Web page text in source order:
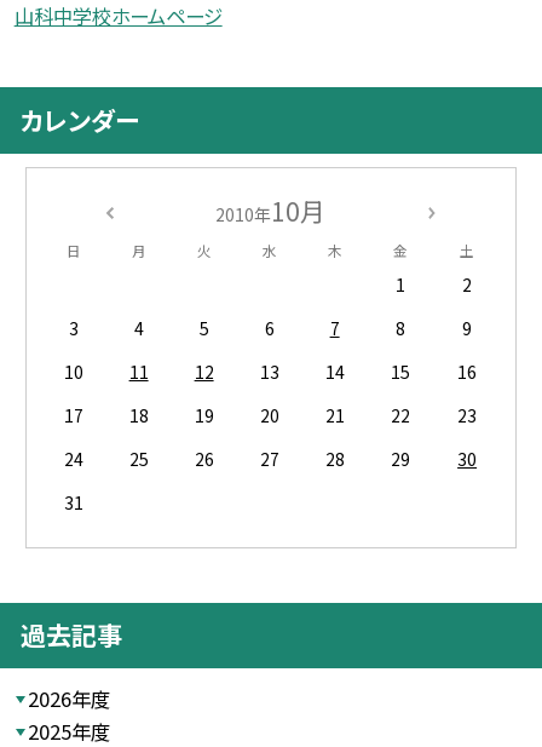
山科中学校ホームページ
カレンダー
2010年10月
日 月 火 水 木 金 土
1
2
3
4 5 6 7 8
9
10
11 12 13 14 15
16
17
18 19 20 21 22
23
24
25 26 27 28 29
30
31
過去記事
2026年度
2025年度